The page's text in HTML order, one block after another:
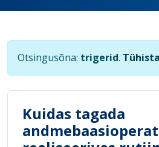
Otsingusõna: trigerid.
Kuidas tagada